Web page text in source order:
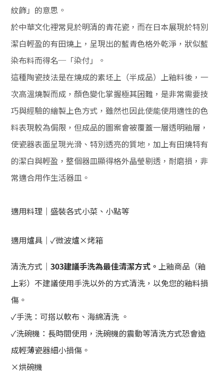
紋飾」的意思。
於中華文化裡常見於明清的青花瓷，而在日本展現於特別
潔白輕盈的有田燒上，呈現出的藍青色格外乾淨，狀似藍
染布料而得名─「染付」。
這種陶瓷技法是在燒成的素坯上（半成品）上釉料後，一
次高溫燒製而成，顏色變化掌握極其困難，是非常需要技
巧與經驗的繪製上色方式，雖然也因此使能使用適性的色
料表現較為侷限，但成品的圖案會被覆蓋一層透明釉層，
使瓷器表面呈現光滑、特別透亮的質地，加上有田燒特有
的潔白與輕盈，整個器皿顯得格外晶瑩剔透，耐磨損，非
常適合用作生活器皿。
適用料理｜盛裝各式小菜、小點等
適用爐具｜ ✓微波爐×烤箱
清洗方式｜ 303建議手洗為最佳清潔方式。 上釉商品（釉
上彩）不建議使用手洗以外的方式清洗，以免您的釉料損
傷。
✓手洗：可搭以軟布、海綿清洗 。
✓洗碗機：長時間使用，洗碗機的震動等清洗方式恐會造
成輕薄瓷器細小損傷。
×烘碗機